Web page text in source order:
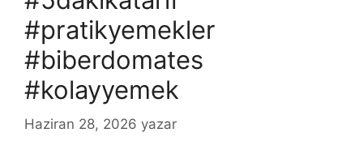
#pratikyemekler
#biberdomates
#kolayyemek
Haziran 28, 2026 yazar